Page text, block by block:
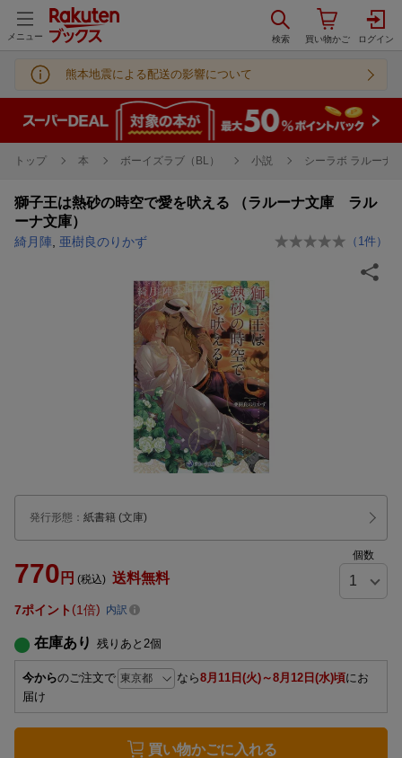
メニュー
熊本地震による配送の影響について
トップ 本 ボーイズラブ（BL） 小説 シーラボ ラルーナ
獅子王は熱砂の時空で愛を吠える （ラルーナ文庫 ラル
ーナ文庫）
綺月陣 亜樹良のりかず （ 1 件）
発行形態 ： 紙書籍 (文庫)
770 円 (税込) 送料無料
個数
7ポイント 1倍 内訳
在庫あり 残りあと 2個
今からのご注文で なら8月11日(火)～8月12日(水)頃にお
届け
買い物かごに入れる